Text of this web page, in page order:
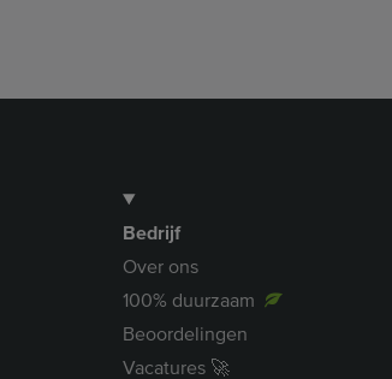
Bedrijf
Over ons
100% duurzaam
Beoordelingen
Vacatures 🚀